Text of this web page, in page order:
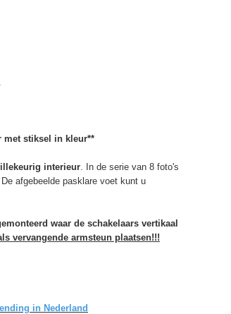
met stiksel in kleur**
interieur. In de serie van 8 foto's
afgebeelde pasklare voet kunt u
waar de schakelaars vertikaal
vervangende armsteun plaatsen!!!
in Nederland